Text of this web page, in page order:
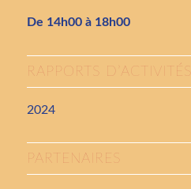
De 14h00 à 18h00
RAPPORTS D’ACTIVITÉS
2024
PARTENAIRES